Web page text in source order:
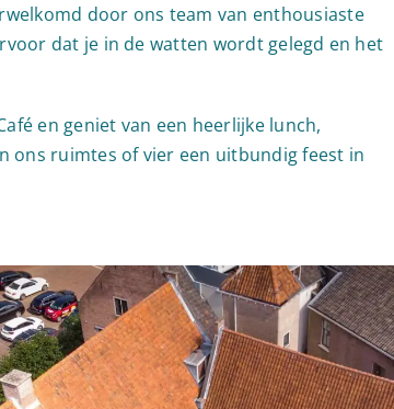
door ons team van enthousiaste
dat je in de watten wordt gelegd en het
en geniet van een heerlijke lunch,
ons ruimtes of vier een uitbundig feest in